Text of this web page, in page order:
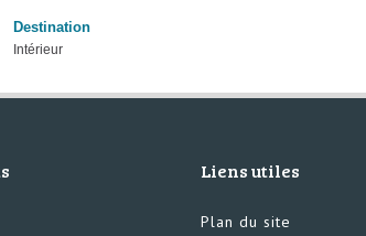
Destination
Intérieur
Liens utiles
Plan du site